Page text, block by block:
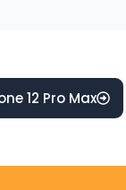
12 Pro Max